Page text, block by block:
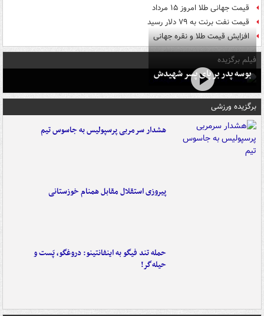
قیمت جهانی طلا امروز ۱۵ مرداد
قیمت نفت برنت به ۷۹ دلار رسید
افزایش قیمت طلا و نقره جهانی
فیلم برگزیده
بوسه‌ پدر بر پای پسر شهیدش
برگزیده ورزشی
هشدار سرمربی پرسپولیس به جاسوس تیم
پیروزی استقلال مقابل همنام خوزستانی
حمله تند فیگو به اینفانتینو: دروغگو، پَست‌ و
حیله‌گر!